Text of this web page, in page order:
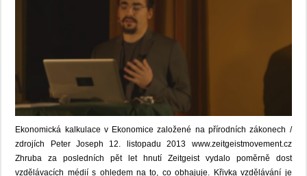
Ekonomická kalkulace v Ekonomice založené na přírodních zákonech /
zdrojích Peter Joseph 12. listopadu 2013 www.zeitgeistmovement.cz
Zhruba za posledních pět let hnutí Zeitgeist vydalo poměrně dost
vzdělávacích médií s ohledem na to, co obhajuje. Křivka vzdělávání je